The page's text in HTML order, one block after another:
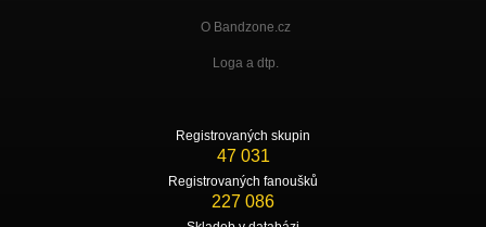
O Bandzone.cz
Loga a dtp.
Registrovaných skupin
47 031
Registrovaných fanoušků
227 086